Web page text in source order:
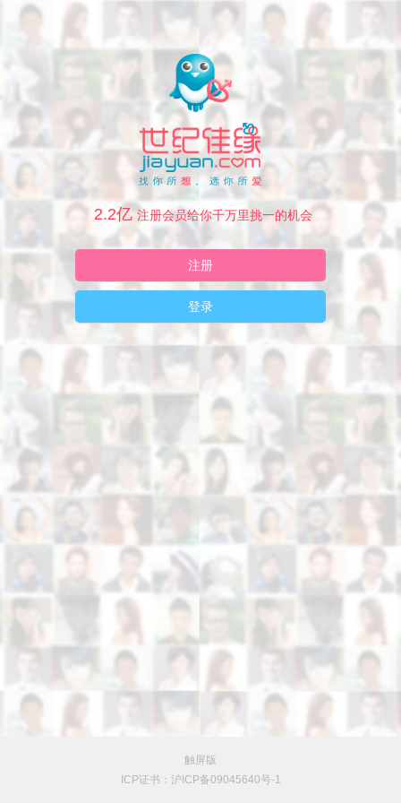
2.2亿 注册会员给你千万里挑一的机会
注册
登录
触屏版
ICP证书：沪ICP备09045640号-1